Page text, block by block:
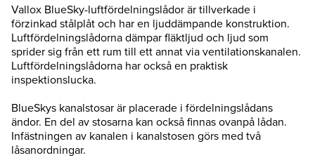
Vallox BlueSky-luftfördelningslådor är tillverkade i
förzinkad stålplåt och har en ljuddämpande konstruktion.
Luftfördelningslådorna dämpar fläktljud och ljud som
sprider sig från ett rum till ett annat via ventilationskanalen.
Luftfördelningslådorna har också en praktisk
inspektionslucka.
BlueSkys kanalstosar är placerade i fördelningslådans
ändor. En del av stosarna kan också finnas ovanpå lådan.
Infästningen av kanalen i kanalstosen görs med två
låsanordningar.